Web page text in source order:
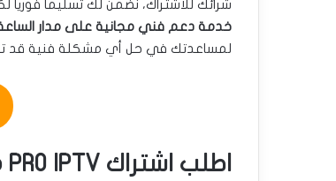
شرائك للاشتراك، نضمن لك تسليماً
خدمة دعم فني مجانية على مدار الساعة
لمساعدتك في حل أي مشكلة فنية قد
اطلب اشتراك Tango PRO IPTV الآن عبر واتساب بسهولة